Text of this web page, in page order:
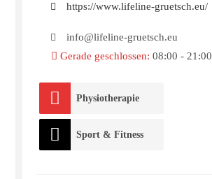
https://www.lifeline-gruetsch.eu/
info@lifeline-gruetsch.eu
Gerade geschlossen: 08:00 - 21:00
Physiotherapie
Sport & Fitness